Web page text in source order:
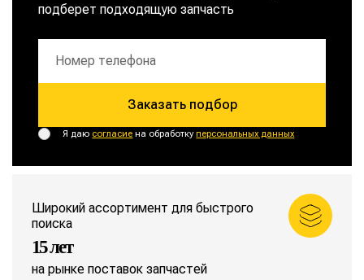
подберет подходящую запчасть
Заказать подбор
Я даю согласие на обработкуперсональных данных
Широкий ассортимент для быстрого
поиска
15 лет
на рынке поставок запчастей